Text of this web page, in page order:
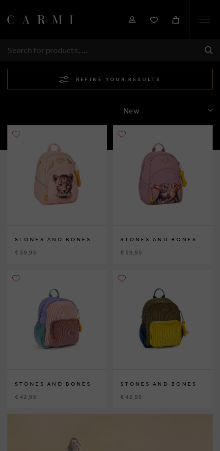
SEARCH
REFINE YOUR RESULTS
SORT
STONES AND BONES
€ 59,95
STONES AND BONES
€ 59,95
STONES AND BONES
€ 42,95
STONES AND BONES
€ 42,95